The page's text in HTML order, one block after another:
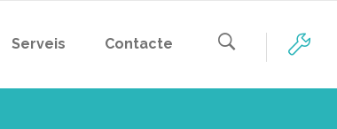
Serveis Contacte